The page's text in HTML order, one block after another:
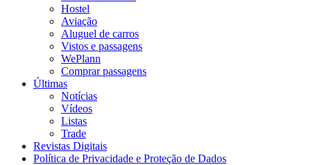
Hostel
Aviação
Aluguel de carros
Vistos e passagens
WePlann
Comprar passagens
Últimas
Notícias
Vídeos
Listas
Trade
Revistas Digitais
Política de Privacidade e Proteção de Dados